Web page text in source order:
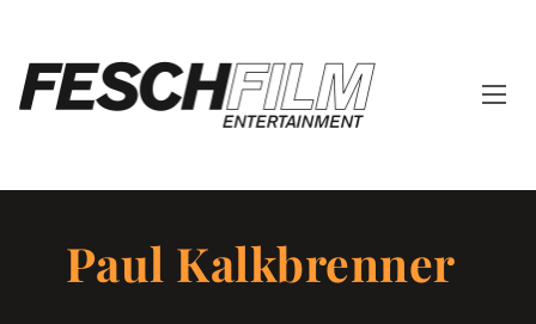
Paul Kalkbrenner